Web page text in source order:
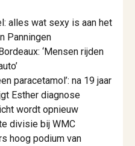
alles wat sexy is aan het
Panningen
‘Mensen rijden
paracetamol’: na 19 jaar
Esther diagnose
wordt opnieuw
divisie bij WMC
hoog podium van